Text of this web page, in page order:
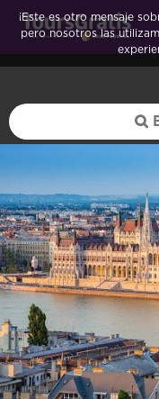
¡Este es otro mensaje
pero nosotros las